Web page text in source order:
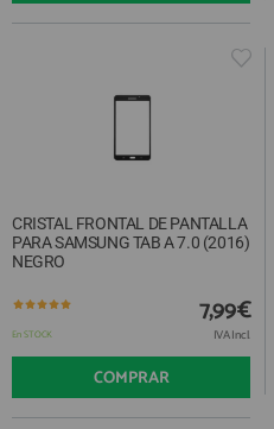
CRISTAL FRONTAL DE PANTALLA
PARA SAMSUNG TAB A 7.0 (2016)
NEGRO
En STOCK
7,99€
IVA Incl.
COMPRAR